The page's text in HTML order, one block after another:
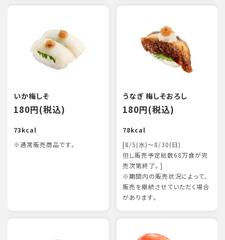
いか梅しそ
180円(税込)
73kcal
※通常販売商品です。
うなぎ 梅しそおろし
180円(税込)
78kcal
[8/5(水)～8/30(日)
但し販売予定総数68万食が完
売次第終了。]
※期間内の販売状況によって、
販売を継続させていただく場合
があります。